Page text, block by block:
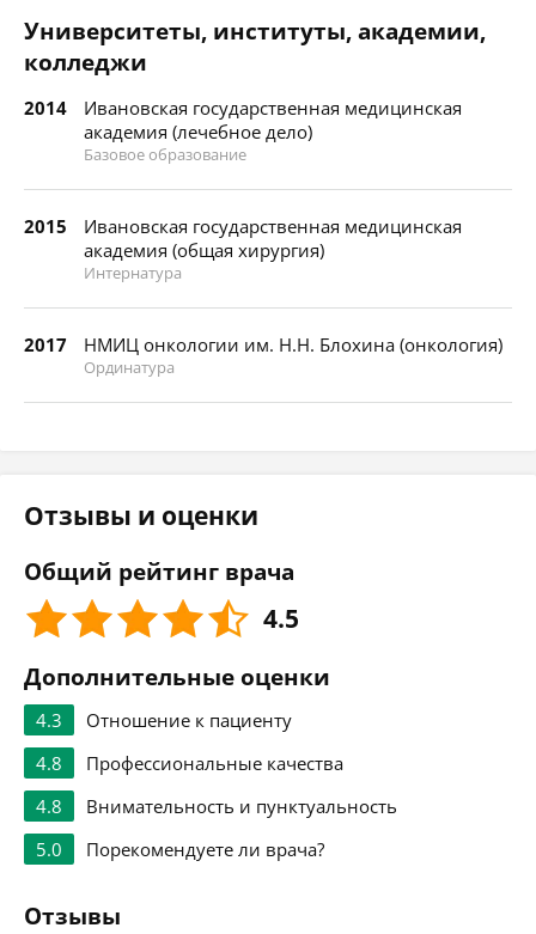
Университеты, институты, академии,
колледжи
2014
Ивановская государственная медицинская
академия (лечебное дело)
Базовое образование
2015
Ивановская государственная медицинская
академия (общая хирургия)
Интернатура
2017 НМИЦ онкологии им. Н.Н. Блохина (онкология)
Ординатура
Отзывы и оценки
Общий рейтинг врача
4.5
Дополнительные оценки
4.3
Отношение к пациенту
4.8
Профессиональные качества
4.8
Внимательность и пунктуальность
5.0
Порекомендуете ли врача?
Отзывы